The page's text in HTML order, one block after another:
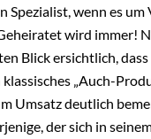
Spezialist, wenn es
wird immer!
Blick ersichtlich,
„Auch-
Umsatz deutlich
der sich in